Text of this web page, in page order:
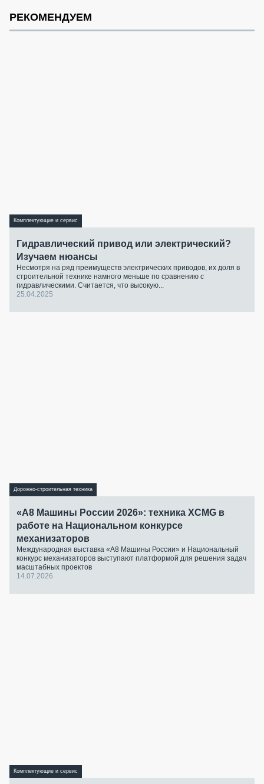
РЕКОМЕНДУЕМ
Комплектующие и сервис
Гидравлический привод или электрический?
Изучаем нюансы
Несмотря на ряд преимуществ электрических приводов, их доля в
строительной технике намного меньше по сравнению с
гидравлическими. Считается, что высокую...
25.04.2025
Дорожно-строительная техника
«А8 Машины России 2026»: техника XCMG в
работе на Национальном конкурсе
механизаторов
Международная выставка «А8 Машины России» и Национальный
конкурс механизаторов выступают платформой для решения задач
масштабных проектов
14.07.2026
Комплектующие и сервис